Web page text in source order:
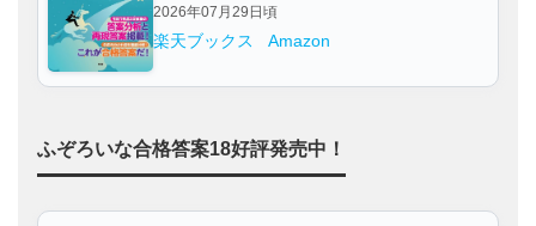
2026年07月29日頃
楽天ブックス Amazon
ふぞろいな合格答案18好評発売中！